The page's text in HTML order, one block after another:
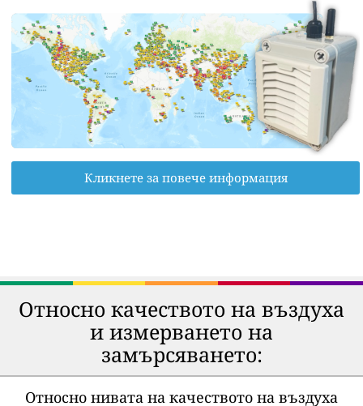
Кликнете за повече информация
Относно качеството на въздуха
и измерването на
замърсяването:
Относно нивата на качеството на въздуха